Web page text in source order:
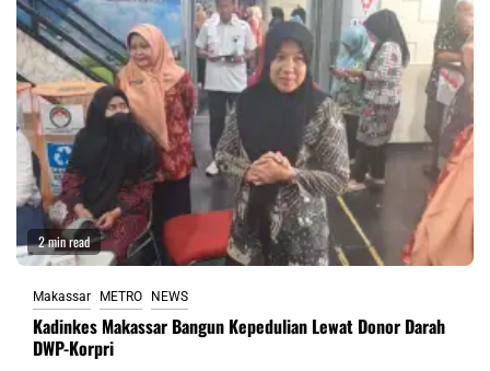
2 min read
Makassar METRO NEWS
Kadinkes Makassar Bangun Kepedulian Lewat Donor Darah
DWP-Korpri